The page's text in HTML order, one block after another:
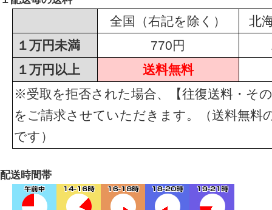
全国（右記を除く）
北
１万円未満
770円
１万円以上
送料無料
※受取を拒否された場合、【往復送料・そ
をご請求させていただきます。（送料無料
です）
配送時間帯